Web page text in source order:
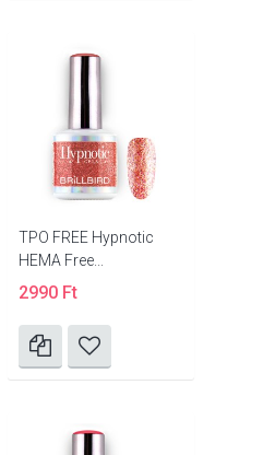
TPO FREE Hypnotic
HEMA Free...
2990 Ft